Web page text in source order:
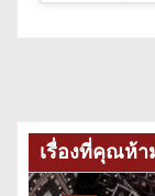
เรื่องที่คุณห้